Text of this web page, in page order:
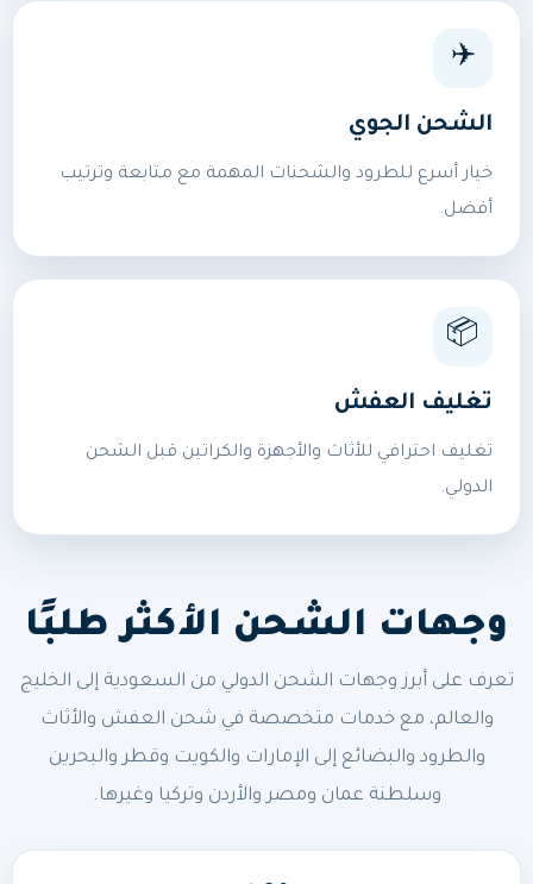
✈️
الشحن الجوي
خيار أسرع للطرود والشحنات المهمة مع متابعة وترتيب
أفضل.
📦
تغليف العفش
تغليف احترافي للأثاث والأجهزة والكراتين قبل الشحن
الدولي.
وجهات الشحن الأكثر طلبًا
تعرف على أبرز وجهات الشحن الدولي من السعودية إلى الخليج
والعالم، مع خدمات متخصصة في شحن العفش والأثاث
والطرود والبضائع إلى الإمارات والكويت وقطر والبحرين
وسلطنة عمان ومصر والأردن وتركيا وغيرها.